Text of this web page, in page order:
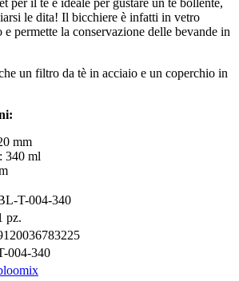
le dita! Il bicchiere è infatti in vetro
permette la conservazione delle bevande in
un filtro da tè in acciaio e un coperchio in
mm
340 ml
T-004-340
pz.
004-340